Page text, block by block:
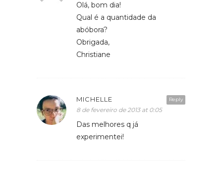
Olá, bom dia!
Qual é a quantidade da
abóbora?
Obrigada,
Christiane
Reply
MICHELLE
8 de fevereiro de 2013 at 0:05
Das melhores q já
experimentei!